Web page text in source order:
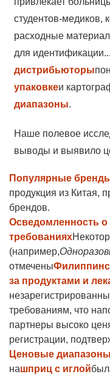
студентов-медиков,
расходные
для идентификации...
дистрибьюторы
упаковкеи
диапазоны.
Наше полевое
выводы и выявило
Популярные
продукция из Китая,
брендов.
Осведомленность
требованиях
(например,
отмечены
за продуктами и
требованиям, что
партнеры высоко
регистрации,
Ценовые диапазоны
нашприц с иглой